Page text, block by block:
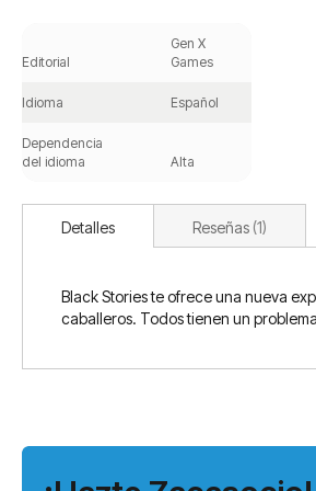
de
de
imágenes
Editorial
Gen X
Games
Idioma Español
Dependencia
del idioma
Alta
Detalles
Black Stories te ofrece una nueva
caballeros. Todos tienen un
Reseñas 1